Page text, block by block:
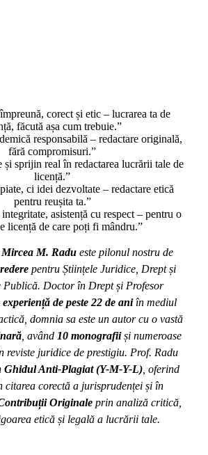
corect și etic – lucrarea ta de
făcută așa cum trebuie.”
responsabilă – redactare originală,
fără compromisuri.”
și sprijin real în redactarea lucrării tale de
licență.”
ci idei dezvoltate – redactare etică
pentru reușita ta.”
asistență cu respect – pentru o
licență de care poți fi mândru.”
M. Radu este pilonul nostru de
pentru Științele Juridice, Drept și
Publică. Doctor în Drept și Profesor
experiență de peste 22 de aniîn mediul
domnia sa este un autor cu o vastă
, având 10 monografiiși numeroase
reviste juridice de prestigiu. Prof. Radu
Ghidul Anti-Plagiat (Y-M-Y-L) , oferind
citarea corectă a jurisprudenței și în
Originale prin analiză critică,
etică și legală a lucrării tale.